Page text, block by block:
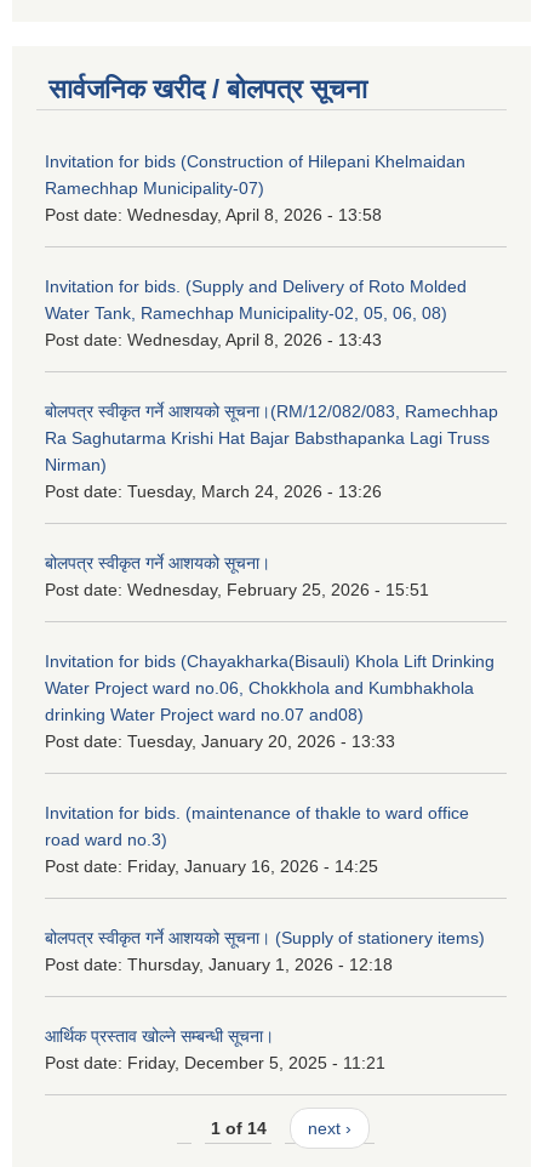
सार्वजनिक खरीद / बोलपत्र सूचना
Invitation for bids (Construction of Hilepani Khelmaidan
Ramechhap Municipality-07)
Post date: Wednesday, April 8, 2026 - 13:58
Invitation for bids. (Supply and Delivery of Roto Molded
Water Tank, Ramechhap Municipality-02, 05, 06, 08)
Post date: Wednesday, April 8, 2026 - 13:43
बोलपत्र स्वीकृत गर्ने आशयको सूचना।(RM/12/082/083, Ramechhap
Ra Saghutarma Krishi Hat Bajar Babsthapanka Lagi Truss
Nirman)
Post date: Tuesday, March 24, 2026 - 13:26
बोलपत्र स्वीकृत गर्ने आशयको सूचना।
Post date: Wednesday, February 25, 2026 - 15:51
Invitation for bids (Chayakharka(Bisauli) Khola Lift Drinking
Water Project ward no.06, Chokkhola and Kumbhakhola
drinking Water Project ward no.07 and08)
Post date: Tuesday, January 20, 2026 - 13:33
Invitation for bids. (maintenance of thakle to ward office
road ward no.3)
Post date: Friday, January 16, 2026 - 14:25
बोलपत्र स्वीकृत गर्ने आशयको सूचना। (Supply of stationery items)
Post date: Thursday, January 1, 2026 - 12:18
आर्थिक प्रस्ताव खोल्ने सम्बन्धी सूचना।
Post date: Friday, December 5, 2025 - 11:21
1 of 14 next ›